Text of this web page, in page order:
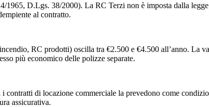
D.Lgs. 38/2000). La RC Terzi non è imposta dalla
al contratto.
RC prodotti) oscilla tra €2.500 e €4.500 all’anno. La
più economico delle polizze separate.
di locazione commerciale la prevedono come
assicurativa.